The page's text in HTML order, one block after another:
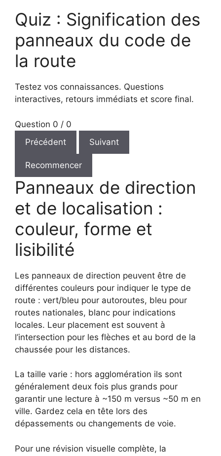
Quiz : Signification des
panneaux du code de
la route
Testez vos connaissances. Questions
interactives, retours immédiats et score final.
Question 0 / 0
Précédent
Suivant
Recommencer
Panneaux de direction
et de localisation :
couleur, forme et
lisibilité
Les panneaux de direction peuvent être de
différentes couleurs pour indiquer le type de
route : vert/bleu pour autoroutes, bleu pour
routes nationales, blanc pour indications
locales. Leur placement est souvent à
l’intersection pour les flèches et au bord de la
chaussée pour les distances.
La taille varie : hors agglomération ils sont
généralement deux fois plus grands pour
garantir une lecture à ~150 m versus ~50 m en
ville. Gardez cela en tête lors des
dépassements ou changements de voie.
Pour une révision visuelle complète, la